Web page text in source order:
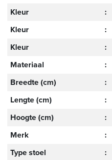
Kleur :
Kleur
:
Kleur
:
Materiaal
:
Breedte (cm)
:
Lengte (cm)
:
Hoogte (cm)
:
Merk
:
Type stoel
: